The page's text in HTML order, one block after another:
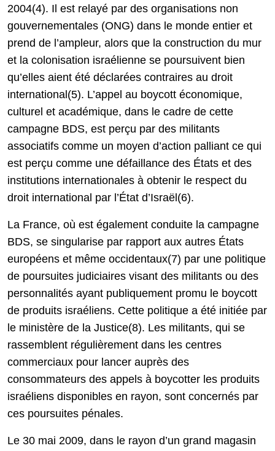
2004(4). Il est relayé par des organisations non
gouvernementales (ONG) dans le monde entier et
prend de l’ampleur, alors que la construction du mur
et la colonisation israélienne se poursuivent bien
qu’elles aient été déclarées contraires au droit
international(5). L’appel au boycott économique,
culturel et académique, dans le cadre de cette
campagne BDS, est perçu par des militants
associatifs comme un moyen d’action palliant ce qui
est perçu comme une défaillance des États et des
institutions internationales à obtenir le respect du
droit international par l’État d’Israël(6).
La France, où est également conduite la campagne
BDS, se singularise par rapport aux autres États
européens et même occidentaux(7) par une politique
de poursuites judiciaires visant des militants ou des
personnalités ayant publiquement promu le boycott
de produits israéliens. Cette politique a été initiée par
le ministère de la Justice(8). Les militants, qui se
rassemblent régulièrement dans les centres
commerciaux pour lancer auprès des
consommateurs des appels à boycotter les produits
israéliens disponibles en rayon, sont concernés par
ces poursuites pénales.
Le 30 mai 2009, dans le rayon d’un grand magasin